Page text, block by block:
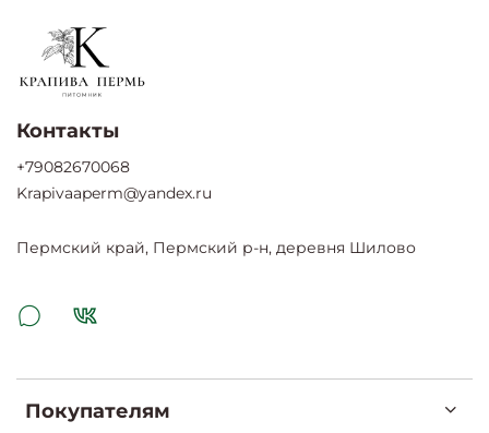
Покупателям
Контакты
+79082670068
Krapivaaperm@yandex.ru
Пермский край, Пермский р-н, деревня Шилово